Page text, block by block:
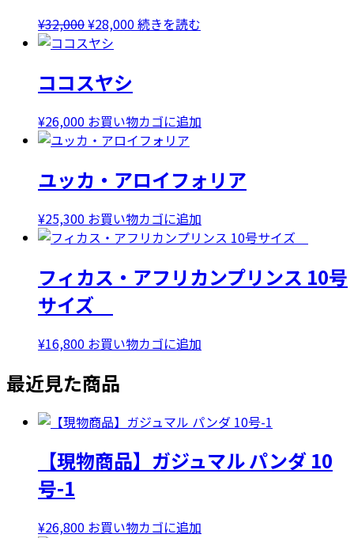
¥32,000元
の
格
は
¥32,000
で
た。
¥28,000現
は
¥28,000
す。
続きを読む
ココスヤシ
¥26,000 お買い物カゴに追加
ユッカ・アロイフォリア
¥25,300 お買い物カゴに追加
フィカス・アフリカンプリンス 10号
サイズ
¥16,800 お買い物カゴに追加
最近見た商品
【現物商品】ガジュマル パンダ 10
号-1
¥26,800 お買い物カゴに追加